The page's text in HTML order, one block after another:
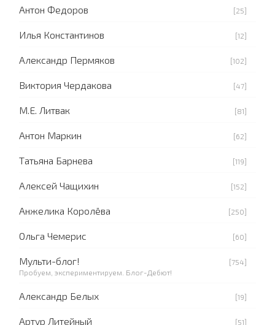
Антон Федоров [25]
Илья Константинов [12]
Александр Пермяков [102]
Виктория Чердакова [47]
М.Е. Литвак [81]
Антон Маркин [62]
Татьяна Барнева [119]
Алексей Чащихин [152]
Анжелика Королёва [250]
Ольга Чемерис [60]
Мульти-блог!
[754]
Пробуем, экспериментируем. Блог-Дебют!
Александр Белых [19]
Артур Литейный [51]